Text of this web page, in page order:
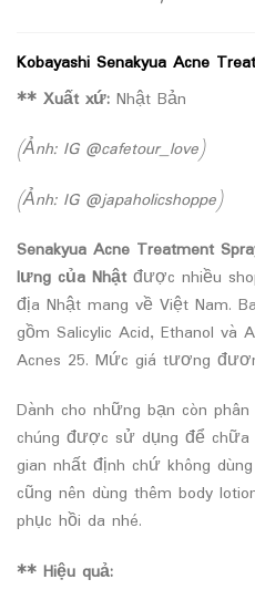
Kobayashi Senakyua Acne
** Xuất xứ: Nhật Bản
(Ảnh: IG @cafetour_love)
(Ảnh: IG @japaholicshoppe)
Senakyua Acne Treatment
lưng của Nhật được nhiều
địa Nhật mang về Việt Nam.
gồm Salicylic Acid, Ethanol và
Acnes 25. Mức giá tương
Dành cho những bạn còn
chúng được sử dụng để
gian nhất định chứ không
cũng nên dùng thêm body
phục hồi da nhé.
** Hiệu quả: